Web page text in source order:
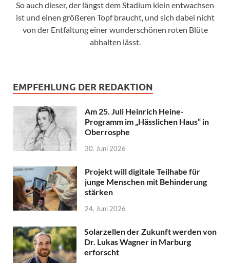
So auch dieser, der längst dem Stadium klein entwachsen
ist und einen größeren Topf braucht, und sich dabei nicht
von der Entfaltung einer wunderschönen roten Blüte
abhalten lässt.
EMPFEHLUNG DER REDAKTION
Am 25. Juli Heinrich Heine-
Programm im „Hässlichen Haus“ in
Oberrosphe
30. Juni 2026
Projekt will digitale Teilhabe für
junge Menschen mit Behinderung
stärken
24. Juni 2026
Solarzellen der Zukunft werden von
Dr. Lukas Wagner in Marburg
erforscht